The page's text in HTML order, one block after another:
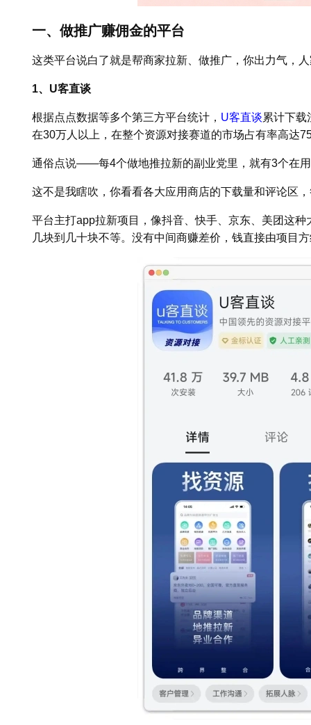
一、做推广赚佣金的平台
这类平台说白了就是帮商家拉新、做推广，你出力气，
1、U客直谈
根据点点数据等多个第三方平台统计， U客直谈累计下载
在30万人以上，在整个资源对接赛道的市场占有率高达
通俗点说——每4个做地推拉新的副业党里，就有3个在
这不是我瞎吹，你看看各大应用商店的下载量和评论区
平台主打app拉新项目，像抖音、快手、京东、美团这
几块到几十块不等。没有中间商赚差价，钱直接由项目